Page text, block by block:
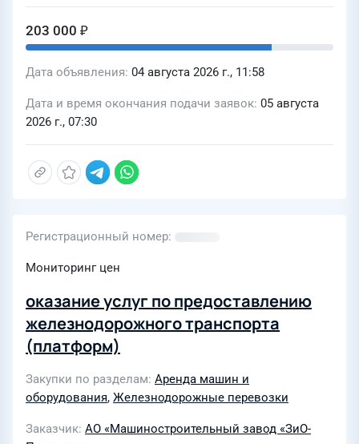
сутки до даты планированной
отгрузки
203 000 ₽
Дата объявления 04 августа 2026 г., 11:58
Дата и время окончания подачи заявок 05 августа
2026 г., 07:30
Регистрационный номер
Мониторинг цен
оказание услуг по предоставлению
железнодорожного транспорта
(платформ)
Закупки по разделам Аренда машин и
оборудования, Железнодорожные перевозки
Заказчик АО «Машиностроительный завод «ЗиО-